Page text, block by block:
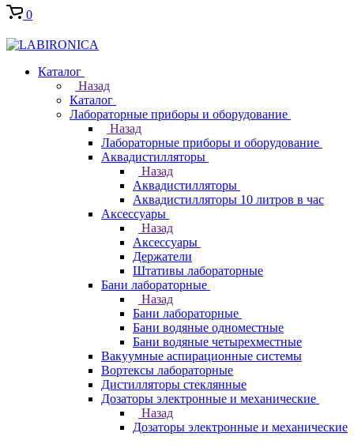
0
Каталог
Назад
Каталог
Лабораторные приборы и оборудование
Назад
Лабораторные приборы и оборудование
Аквадистилляторы
Назад
Аквадистилляторы
Аквадистилляторы 10 литров в час
Аксессуары
Назад
Аксессуары
Держатели
Штативы лабораторные
Бани лабораторные
Назад
Бани лабораторные
Бани водяные одноместные
Бани водяные четырехместные
Вакуумные аспирационные системы
Вортексы лабораторные
Дистилляторы стеклянные
Дозаторы электронные и механические
Назад
Дозаторы электронные и механические